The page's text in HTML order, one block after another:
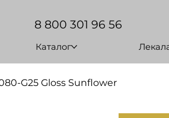
8 800 301 96 56
Каталог
G25 Gloss Sunflower